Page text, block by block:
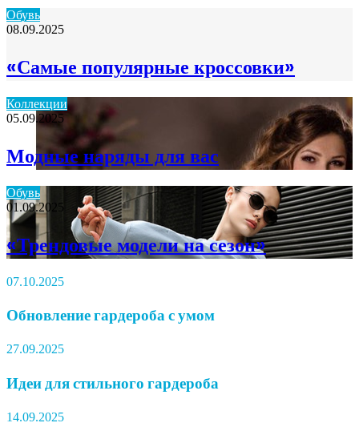
Обувь
08.09.2025
«Самые популярные кроссовки»
Коллекции
05.09.2025
Модные наряды для вас
Обувь
01.09.2025
«Трендовые модели на сезон»
07.10.2025
Обновление гардероба с умом
27.09.2025
Идеи для стильного гардероба
14.09.2025